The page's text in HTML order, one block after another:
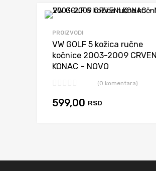
PROIZVODI
VW GOLF 5 kožica ručne
kočnice 2003-2009 CRVENI
KONAC – NOVO
(0 komentara)
599,00 RSD